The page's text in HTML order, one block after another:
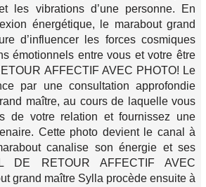
les vibrations d’une personne. En
énergétique, le marabout grand
d’influencer les forces cosmiques
émotionnels entre vous et votre être
AFFECTIF AVEC PHOTO! Le
par une consultation approfondie
maître, au cours de laquelle vous
de votre relation et fournissez une
Cette photo devient le canal à
canalise son énergie et ses
DE RETOUR AFFECTIF AVEC
grand maître Sylla procède ensuite à